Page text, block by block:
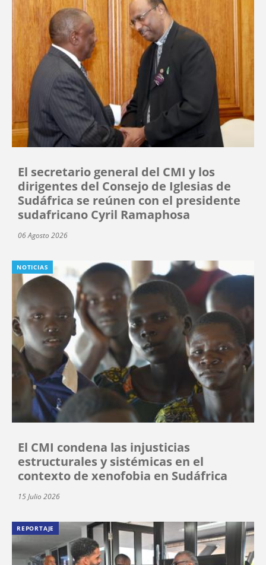
El secretario general del CMI y los
dirigentes del Consejo de Iglesias de
Sudáfrica se reúnen con el presidente
sudafricano Cyril Ramaphosa
06 Agosto 2026
NOTICIAS
El CMI condena las injusticias
estructurales y sistémicas en el
contexto de xenofobia en Sudáfrica
15 Julio 2026
REPORTAJE